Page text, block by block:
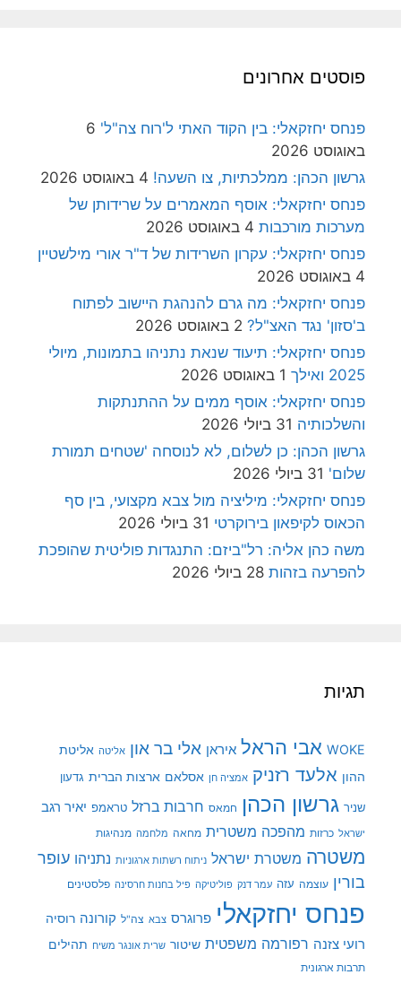
פוסטים אחרונים
פנחס יחזקאלי: בין הקוד האתי ל'רוח צה"ל' 6
באוגוסט 2026
גרשון הכהן: ממלכתיות, צו השעה! 4 באוגוסט 2026
פנחס יחזקאלי: אוסף המאמרים על שרידותן של
מערכות מורכבות 4 באוגוסט 2026
פנחס יחזקאלי: עקרון השרידות של ד"ר אורי מילשטיין
4 באוגוסט 2026
פנחס יחזקאלי: מה גרם להנהגת היישוב לפתוח
ב'סזון' נגד האצ"ל? 2 באוגוסט 2026
פנחס יחזקאלי: תיעוד שנאת נתניהו בתמונות, מיולי
2025 ואילך
1 באוגוסט 2026
פנחס יחזקאלי: אוסף ממים על ההתנתקות
והשלכותיה 31 ביולי 2026
גרשון הכהן: כן לשלום, לא לנוסחה 'שטחים תמורת
שלום' 31 ביולי 2026
פנחס יחזקאלי: מיליציה מול צבא מקצועי, בין סף
הכאוס לקיפאון בירוקרטי 31 ביולי 2026
משה כהן אליה: רל"ביזם: התנגדות פוליטית שהופכת
להפרעה בזהות 28 ביולי 2026
תגיות
WOKE אבי הראל איראן אלי בר און אליטה אליטת
ההון אלעד רזניק אמציה חן אסלאם ארצות הברית גדעון
שניר גרשון הכהן חמאס חרבות ברזל טראמפ יאיר רגב
ישראל כרזות מהפכה משטרית מחאה מלחמה מנהיגות
משטרה משטרת ישראל ניתוח רשתות ארגוניות נתניהו עופר
בורין עוצמה עזה עמר דנק פוליטיקה פיל בחנות חרסינה פלסטינים
פנחס יחזקאלי פרוגרס צבא צה"ל קורונה רוסיה
רועי צזנה רפורמה משפטית שיטור שרית אונגר משיח תהילים
תרבות ארגונית